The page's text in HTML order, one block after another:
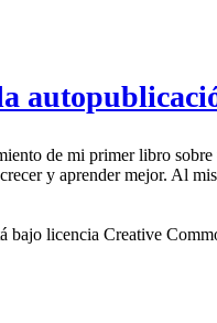
de mi primer libro
y aprender mejor. Al
bajo licencia Creative